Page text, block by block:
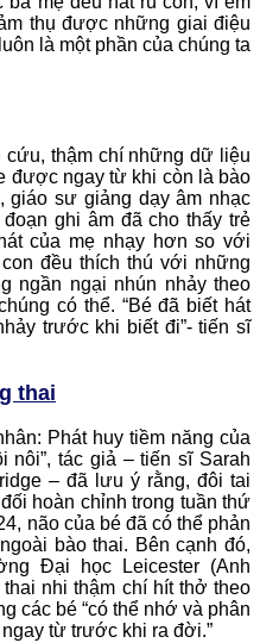
thụ được những giai điệu
là một phần của chúng ta
cứu, thậm chí những dữ liệu
được ngay từ khi còn là bào
giáo sư giảng dạy âm nhạc
ghi âm đã cho thấy trẻ
của mẹ nhạy hơn so với
đều thích thú với những
ngần ngại nhún nhảy theo
có thể. “Bé đã biết hát
trước khi biết đi”- tiến sĩ
thai
Phát huy tiềm năng của
tác giả – tiến sĩ Sarah
– đã lưu ý rằng, đôi tai
hoàn chỉnh trong tuần thứ
não của bé đã có thể phản
bào thai. Bên cạnh đó,
Đại học Leicester (Anh
nhi thậm chí hít thở theo
các bé “có thể nhớ và phân
từ trước khi ra đời.”